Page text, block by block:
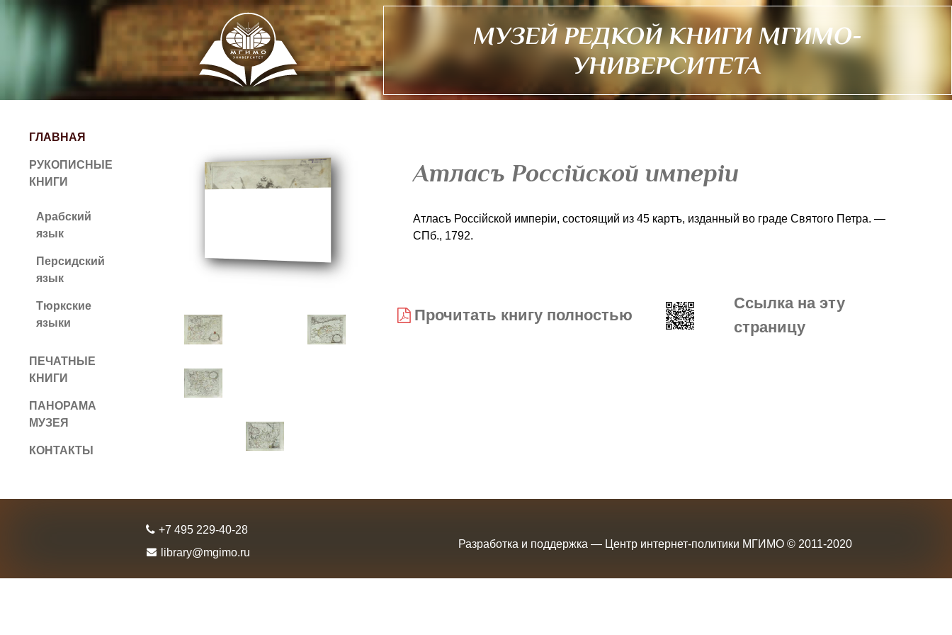
МУЗЕЙ РЕДКОЙ КНИГИ МГИМО-
УНИВЕРСИТЕТА
ГЛАВНАЯ
РУКОПИСНЫЕ
КНИГИ
Арабский
язык
Персидский
язык
Тюркские
языки
ПЕЧАТНЫЕ
КНИГИ
ПАНОРАМА
МУЗЕЯ
КОНТАКТЫ
Атласъ Россiйской имперiи
Атласъ Россiйской имперiи, состоящий из 45 картъ, изданный во граде Святого Петра. —
СПб., 1792.
Прочитать книгу полностью
Ссылка на эту
страницу
+7 495 229-40-28
library@mgimo.ru
Разработка и поддержка — Центр интернет-политики МГИМО© 2011-2020